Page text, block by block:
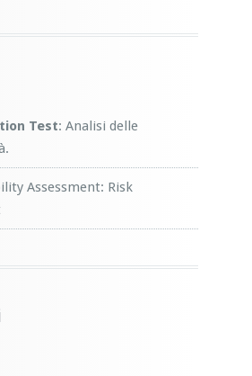
Test: Analisi delle
Assessment: Risk